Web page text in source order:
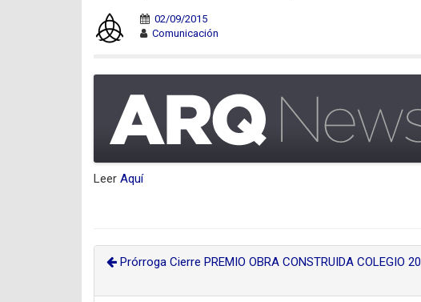
02/09/2015
Comunicación
Leer Aquí
Prórroga Cierre PREMIO OBRA CONSTRUIDA COLEGIO